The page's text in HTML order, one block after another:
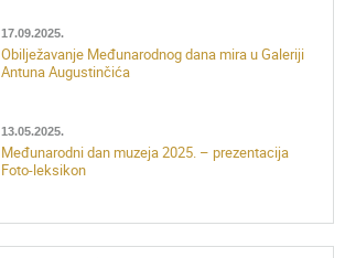
17.09.2025.
Obilježavanje Međunarodnog dana mira u Galeriji
Antuna Augustinčića
13.05.2025.
Međunarodni dan muzeja 2025. – prezentacija
Foto-leksikon